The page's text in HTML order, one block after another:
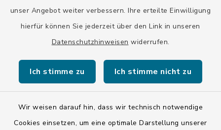
unser Angebot weiter verbessern. Ihre erteilte Einwilligung
hierfür können Sie jederzeit über den Link in unseren
Datenschutzhinweisen widerrufen.
Ich stimme zu Ich stimme nicht zu
Wir weisen darauf hin, dass wir technisch notwendige
Cookies einsetzen, um eine optimale Darstellung unserer
BayernPortal
Kontakt
Barrierefreiheit